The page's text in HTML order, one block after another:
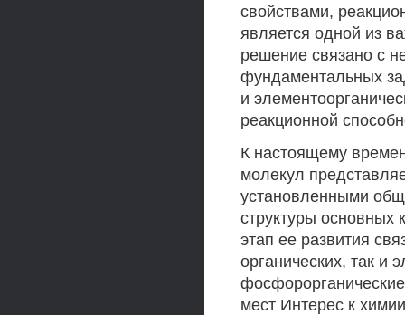
свойствами,
является одной из
решение связано с
фундаментальных
и
реакционной
К настоящему
молекул
установленными
структуры основных
этап ее развития
органических, так и
мест Интерес к